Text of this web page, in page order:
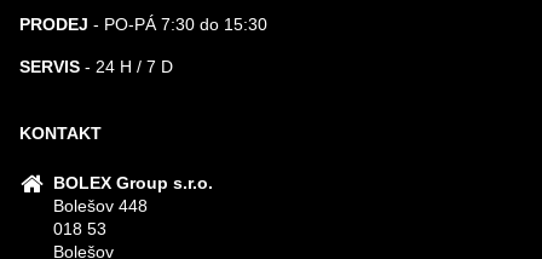
PRODEJ - PO-PÁ 7:30 do 15:30
SERVIS - 24 H / 7 D
KONTAKT
BOLEX Group s.r.o.
Bolešov 448
018 53
Bolešov